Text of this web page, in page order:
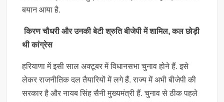
बयान आया है.
किरण चौधरी और उनकी बेटी श्रुति बीजेपी में शामिल, कल छोड़ी
थी कांग्रेस
हरियाणा में इसी साल अक्टूबर में विधानसभा चुनाव होने हैं. इसे
लेकर राजनीतिक दल तैयारियों में लगे हैं. राज्य में अभी बीजेपी की
सरकार है और नायब सिंह सैनी मुख्यमंत्री हैं. चुनाव से ठीक पहले